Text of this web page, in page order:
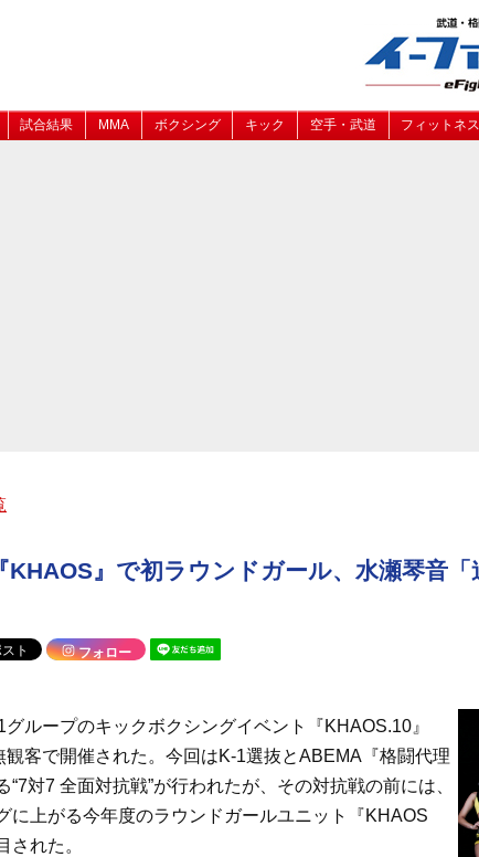
試合結果 MMA ボクシング キック 空手・武道 フィットネス
KHAOS』で初ラウンドガール、水瀬琴音「
フォロー
ループのキックボクシングイベント『KHAOS.10』
観客で開催された。今回はK-1選抜とABEMA『格闘代理
“7対7 全面対抗戦”が行われたが、その対抗戦の前には、
に上がる今年度のラウンドガールユニット『KHAOS
された。